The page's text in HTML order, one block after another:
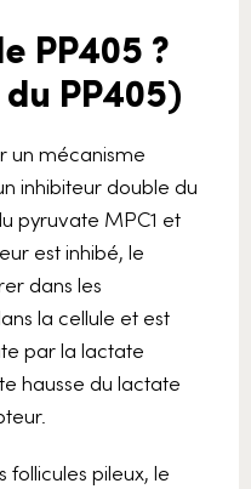
PP405 ?
PP405)
un mécanisme
inhibiteur double du
pyruvate MPC1 et
est inhibé, le
dans les
la cellule et est
par la lactate
hausse du lactate
follicules pileux, le